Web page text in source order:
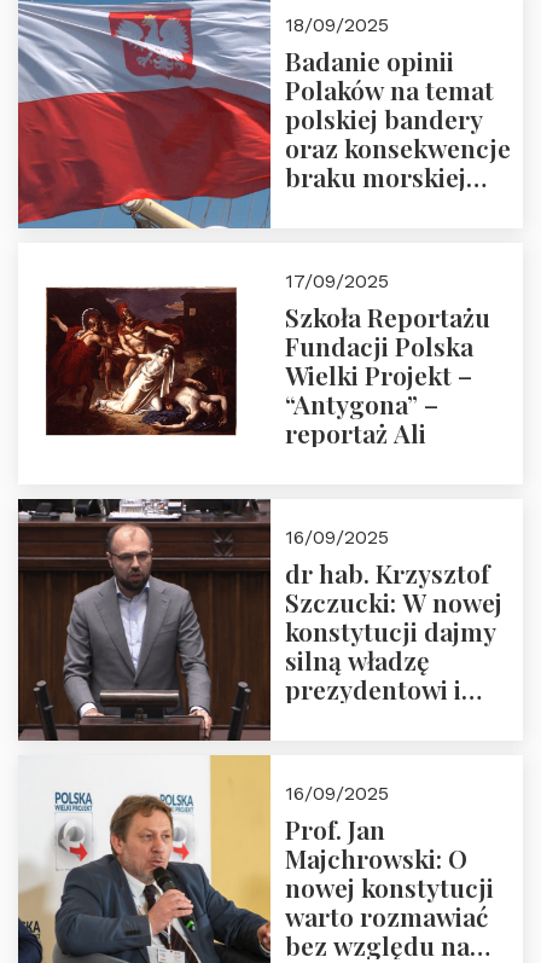
18/09/2025
Badanie opinii
Polaków na temat
polskiej bandery
oraz konsekwencje
braku morskiej
17/09/2025
Szkoła Reportażu
Fundacji Polska
Wielki Projekt –
“Antygona” –
reportaż Ali
16/09/2025
dr hab. Krzysztof
Szczucki: W nowej
konstytucji dajmy
silną władzę
prezydentowi i
16/09/2025
Prof. Jan
Majchrowski: O
nowej konstytucji
warto rozmawiać
bez względu na